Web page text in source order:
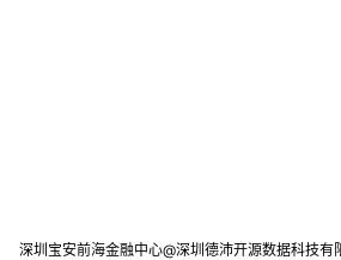
深圳宝安前海金融中心@深圳德沛开源数据科技有